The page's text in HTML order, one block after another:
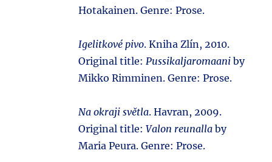
Hotakainen. Genre: Prose.
Igelitkové pivo. Kniha Zlín, 2010.
Original title:Pussikaljaromaani by
Mikko Rimminen. Genre: Prose.
Na okraji světla. Havran, 2009.
Original title:Valon reunalla by
Maria Peura. Genre: Prose.